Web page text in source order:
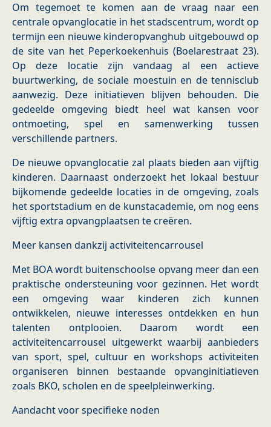
Om tegemoet te komen aan de vraag naar een
centrale opvanglocatie in het stadscentrum, wordt op
termijn een nieuwe kinderopvanghub uitgebouwd op
de site van het Peperkoekenhuis (Boelarestraat 23).
Op deze locatie zijn vandaag al een actieve
buurtwerking, de sociale moestuin en de tennisclub
aanwezig. Deze initiatieven blijven behouden. Die
gedeelde omgeving biedt heel wat kansen voor
ontmoeting, spel en samenwerking tussen
verschillende partners.
De nieuwe opvanglocatie zal plaats bieden aan vijftig
kinderen. Daarnaast onderzoekt het lokaal bestuur
bijkomende gedeelde locaties in de omgeving, zoals
het sportstadium en de kunstacademie, om nog eens
vijftig extra opvangplaatsen te creëren.
Meer kansen dankzij activiteitencarrousel
Met BOA wordt buitenschoolse opvang meer dan een
praktische ondersteuning voor gezinnen. Het wordt
een omgeving waar kinderen zich kunnen
ontwikkelen, nieuwe interesses ontdekken en hun
talenten ontplooien. Daarom wordt een
activiteitencarrousel uitgewerkt waarbij aanbieders
van sport, spel, cultuur en workshops activiteiten
organiseren binnen bestaande opvanginitiatieven
zoals BKO, scholen en de speelpleinwerking.
Aandacht voor specifieke noden